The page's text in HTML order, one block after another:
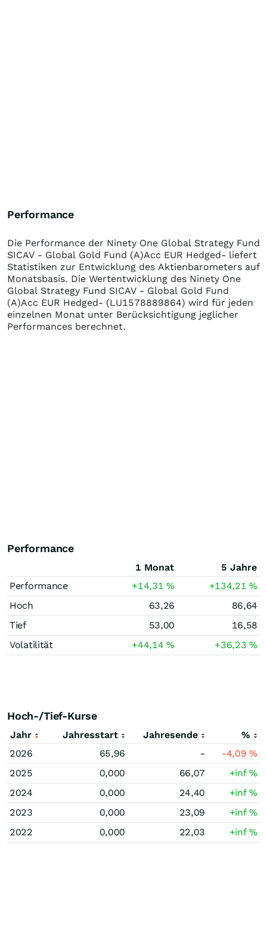
Performance
Die Performance der Ninety One Global Strategy Fund
SICAV - Global Gold Fund (A)Acc EUR Hedged- liefert
Statistiken zur Entwicklung des Aktienbarometers auf
Monatsbasis. Die Wertentwicklung des Ninety One
Global Strategy Fund SICAV - Global Gold Fund
(A)Acc EUR Hedged- (LU1578889864) wird für jeden
einzelnen Monat unter Berücksichtigung jeglicher
Performances berechnet.
Performance
1 Monat
5 Jahre
Performance
+14,31% +134,21%
Hoch
63,26
86,64
Tief
53,00
16,58
Volatilität
+44,14% +36,23%
Hoch-/Tief-Kurse
Jahr Jahresstart Jahresende
%
2026
65,96 - -4,09%
2025
0,000 66,07 +inf%
2024
0,000 24,40 +inf%
2023
0,000 23,09 +inf%
2022
0,000 22,03 +inf%